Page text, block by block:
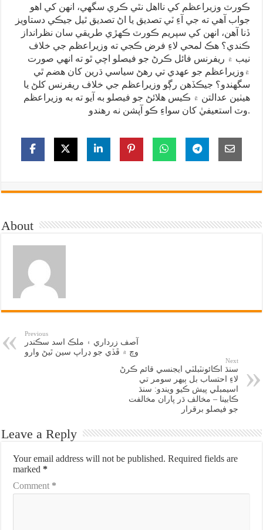
ڪورٽ وزيراعظم کي نااهل نٿي ڪري سگهي، انهن کي اهو
جواب آهي ته جي آءِ ٽي تصديق يا اڻ تصديق ٿيل جيڪي دستاويز
ڏنا آهن، انهن کي سپريم ڪورٽ ڪهڙي طريقي سان نظرانداز
ڪندي؟ هڪ لمحي لاءِ فرض ڪجي ته وزيراعظم جي خلاف
نيب ۾ ريفرنس فائل ڪرڻ جو فيصلو اچي ٿو ته انهي صورت
۾وزيراعظم جو عهدي تي رهڻ سياسي ڌرين کان هضم ٿي
سگهندو؟ جيڪڏهن رڳو وزيراعظم جي خلاف ريفرنس کلڻ يا
هيٺين عدالتن ۾ ڪيس هلائڻ جو فيصلو به آيو ته به وزيراعظم
وٽ استعيفيٰ کان سواءِ ڪو آپشن نه رهندو.
About
Previous
آصف زرداري ۽ ملڪ اسد سڪندر
وچ ۾ ڦڏي جو ڊراپ سين ٿيڻ وارو
Next
سنڌ اڪائونٽبلٽي ايجنسي قائم ڪرڻ
لاءِ احتساب بل ٻيهر سومر تي
اسيمبلي پيش ڪيو ويندو: سنڌ
ڪابينا – مخالف ڌر پاران مخالفت
جو فيصلو برقرار
Leave a Reply
Your email address will not be published. Required fields are
marked *
Comment *